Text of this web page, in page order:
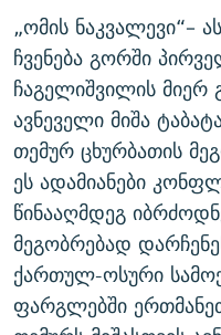
ᲘᲛᲞᲔᲠᲘᲐ ᲓᲐ ᲠᲐᲓᲘᲝ
5 ᲐᲛᲑᲐᲕᲘ - 20 ᲘᲕᲜᲘᲡᲡ
ᲐᲒᲕᲘᲡᲢᲝᲡ ᲝᲛᲘ
ПРИВЕТ ᲙᲣᲚᲢᲣᲠᲐ
„ომის ნაკვალევი“–
ჩვენება გორში
ჩაგელიშვილის
ავნეველი მიშა
თემურ ცხურბათის
ეს ადამიანები
წინააღმდეგ
მეგობრებად
ქართულ-ოსური
ფარგლებში